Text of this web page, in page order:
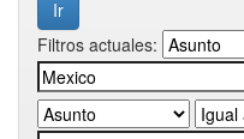
Filtros actuales: